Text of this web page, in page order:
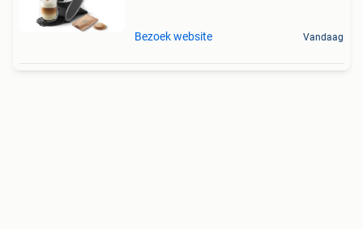
Bezoek website Vandaag